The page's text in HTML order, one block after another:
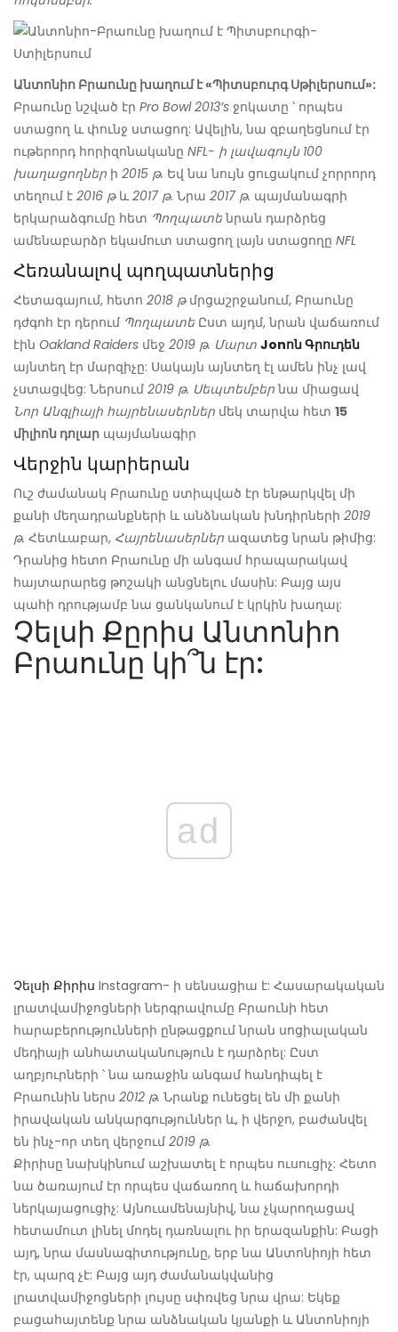
Անտոնիո Բրաունը խաղում է «Պիտսբուրգ Սթիլերսում»:
Բրաունը նշված էր Pro Bowl 2013’s ջոկատը ՝ որպես
ստացող և փունջ ստացող: Ավելին, նա զբաղեցնում էր
ութերորդ հորիզոնականը NFL- ի լավագույն 100
խաղացողներ ի 2015 թ. Եվ նա նույն ցուցակում չորրորդ
տեղում է 2016 թև2017 թ. Նրա 2017 թ. պայմանագրի
երկարաձգումը հետ Պողպատենրան դարձրեց
ամենաբարձր եկամուտ ստացող լայն ստացողը NFL
Հեռանալով պողպատներից
Հետագայում, հետո 2018 թմրցաշրջանում, Բրաունը
դժգոհ էր դերում ՊողպատեԸստ այդմ, նրան վաճառում
էին Oakland Raiders մեջ 2019 թ. Մարտ Jonոն Գրուդեն
այնտեղ էր մարզիչը: Սակայն այնտեղ էլ ամեն ինչ լավ
չստացվեց: Ներսում 2019 թ. Սեպտեմբերնա միացավ
Նոր Անգլիայի հայրենասերներ մեկ տարվա հետ 15
միլիոն դոլար պայմանագիր
Վերջին կարիերան
Ուշ ժամանակ Բրաունը ստիպված էր ենթարկվել մի
քանի մեղադրանքների և անձնական խնդիրների 2019
թ. Հետևաբար, Հայրենասերներ ազատեց նրան թիմից:
Դրանից հետո Բրաունը մի անգամ հրապարակավ
հայտարարեց թոշակի անցնելու մասին: Բայց այս
պահի դրությամբ նա ցանկանում է կրկին խաղալ:
Չելսի Քըրիս Անտոնիո
Բրաունը կի՞ն էր:
ad
Չելսի Քիրիս Instagram- ի սենսացիա է: Հասարակական
լրատվամիջոցների ներգրավումը Բրաունի հետ
հարաբերությունների ընթացքում նրան սոցիալական
մեդիայի անհատականություն է դարձրել: Ըստ
աղբյուրների ՝ նա առաջին անգամ հանդիպել է
Բրաունին ներս 2012 թ. Նրանք ունեցել են մի քանի
իրավական անկարգություններ և, ի վերջո, բաժանվել
են ինչ-որ տեղ վերջում 2019 թ.
Քիրիսը նախկինում աշխատել է որպես ուսուցիչ: Հետո
նա ծառայում էր որպես վաճառող և հաճախորդի
ներկայացուցիչ: Այնուամենայնիվ, նա չկարողացավ
հետամուտ լինել մոդել դառնալու իր երազանքին: Բացի
այդ, նրա մասնագիտությունը, երբ նա Անտոնիոյի հետ
էր, պարզ չէ: Բայց այդ ժամանակվանից
լրատվամիջոցների լույսը սփռվեց նրա վրա: Եկեք
բացահայտենք նրա անձնական կյանքի և Անտոնիոյի